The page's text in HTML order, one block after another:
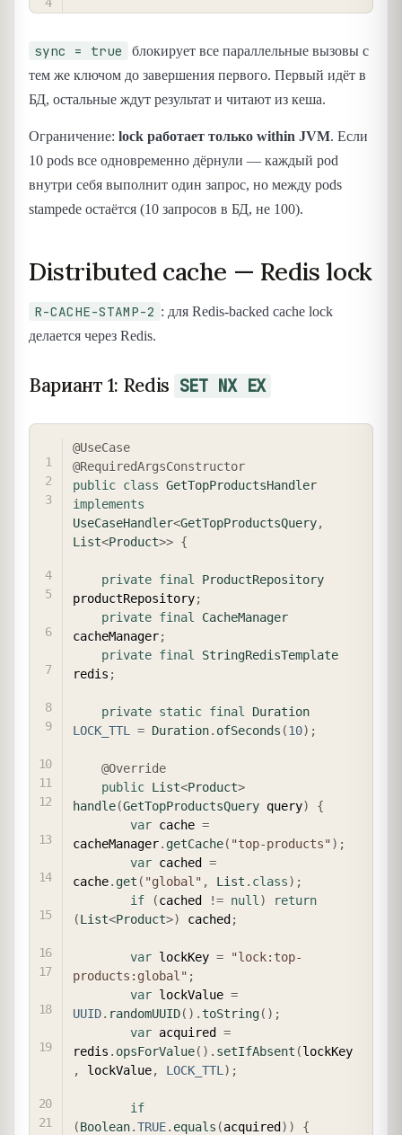
sync = true
блокирует все параллельные вызовы с
тем же ключом до завершения первого. Первый идёт в
БД, остальные ждут результат и читают из кеша.
Ограничение: lock работает только within JVM. Если
10 pods все одновременно дёрнули — каждый pod
внутри себя выполнит один запрос, но между pods
stampede остаётся (10 запросов в БД, не 100).
Distributed cache — Redis lock
R-CACHE-STAMP-2 : для Redis-backed cache lock
делается через Redis.
Вариант 1: Redis SET NX EX
@UseCase
@RequiredArgsConstructor
public class GetTopProductsHandler
implements
UseCaseHandler<GetTopProductsQuery,
List<Product>> {
private final
ProductRepository
productRepository;
private final
CacheManager
cacheManager;
private final
StringRedisTemplate
redis ;
private static final
Duration
LOCK_TTL
= Duration. ofSeconds (10) ;
@Override
public List<Product>
handle(GetTopProductsQuery query)
{
var cache =
cacheManager. getCache( "top-products") ;
var cached =
cache. get ( "global" , List . class) ;
if
(cached != null )
return
(List<Product>) cached ;
var lockKey =
"lock:top-
products:global" ;
var lockValue =
UUID. randomUUID( ) .toString( ) ;
var acquired =
redis . opsForValue( ) . setIfAbsent (lockKey
,
lockValue, LOCK_TTL ) ;
if
(Boolean.TRUE. equals (acquired ) )
{